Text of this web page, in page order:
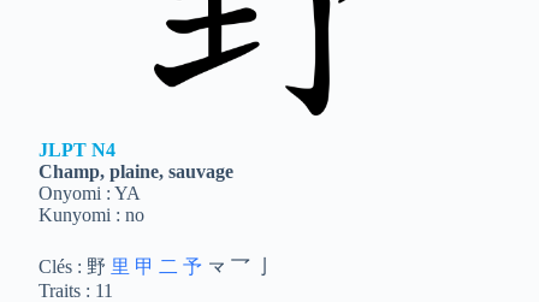
JLPT N4
Champ, plaine, sauvage
Onyomi : YA
Kunyomi : no
Clés : 野 里 甲 二 予 龴 乛 亅
Traits : 11